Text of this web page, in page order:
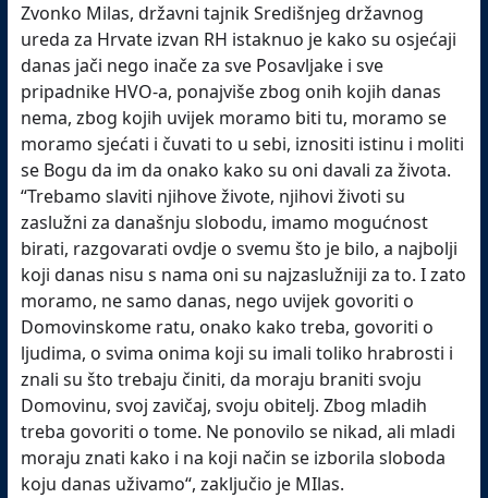
Zvonko Milas, državni tajnik Središnjeg državnog
ureda za Hrvate izvan RH istaknuo je kako su osjećaji
danas jači nego inače za sve Posavljake i sve
pripadnike HVO-a, ponajviše zbog onih kojih danas
nema, zbog kojih uvijek moramo biti tu, moramo se
moramo sjećati i čuvati to u sebi, iznositi istinu i moliti
se Bogu da im da onako kako su oni davali za života.
“Trebamo slaviti njihove živote, njihovi životi su
zaslužni za današnju slobodu, imamo mogućnost
birati, razgovarati ovdje o svemu što je bilo, a najbolji
koji danas nisu s nama oni su najzaslužniji za to. I zato
moramo, ne samo danas, nego uvijek govoriti o
Domovinskome ratu, onako kako treba, govoriti o
ljudima, o svima onima koji su imali toliko hrabrosti i
znali su što trebaju činiti, da moraju braniti svoju
Domovinu, svoj zavičaj, svoju obitelj. Zbog mladih
treba govoriti o tome. Ne ponovilo se nikad, ali mladi
moraju znati kako i na koji način se izborila sloboda
koju danas uživamo“, zaključio je MIlas.